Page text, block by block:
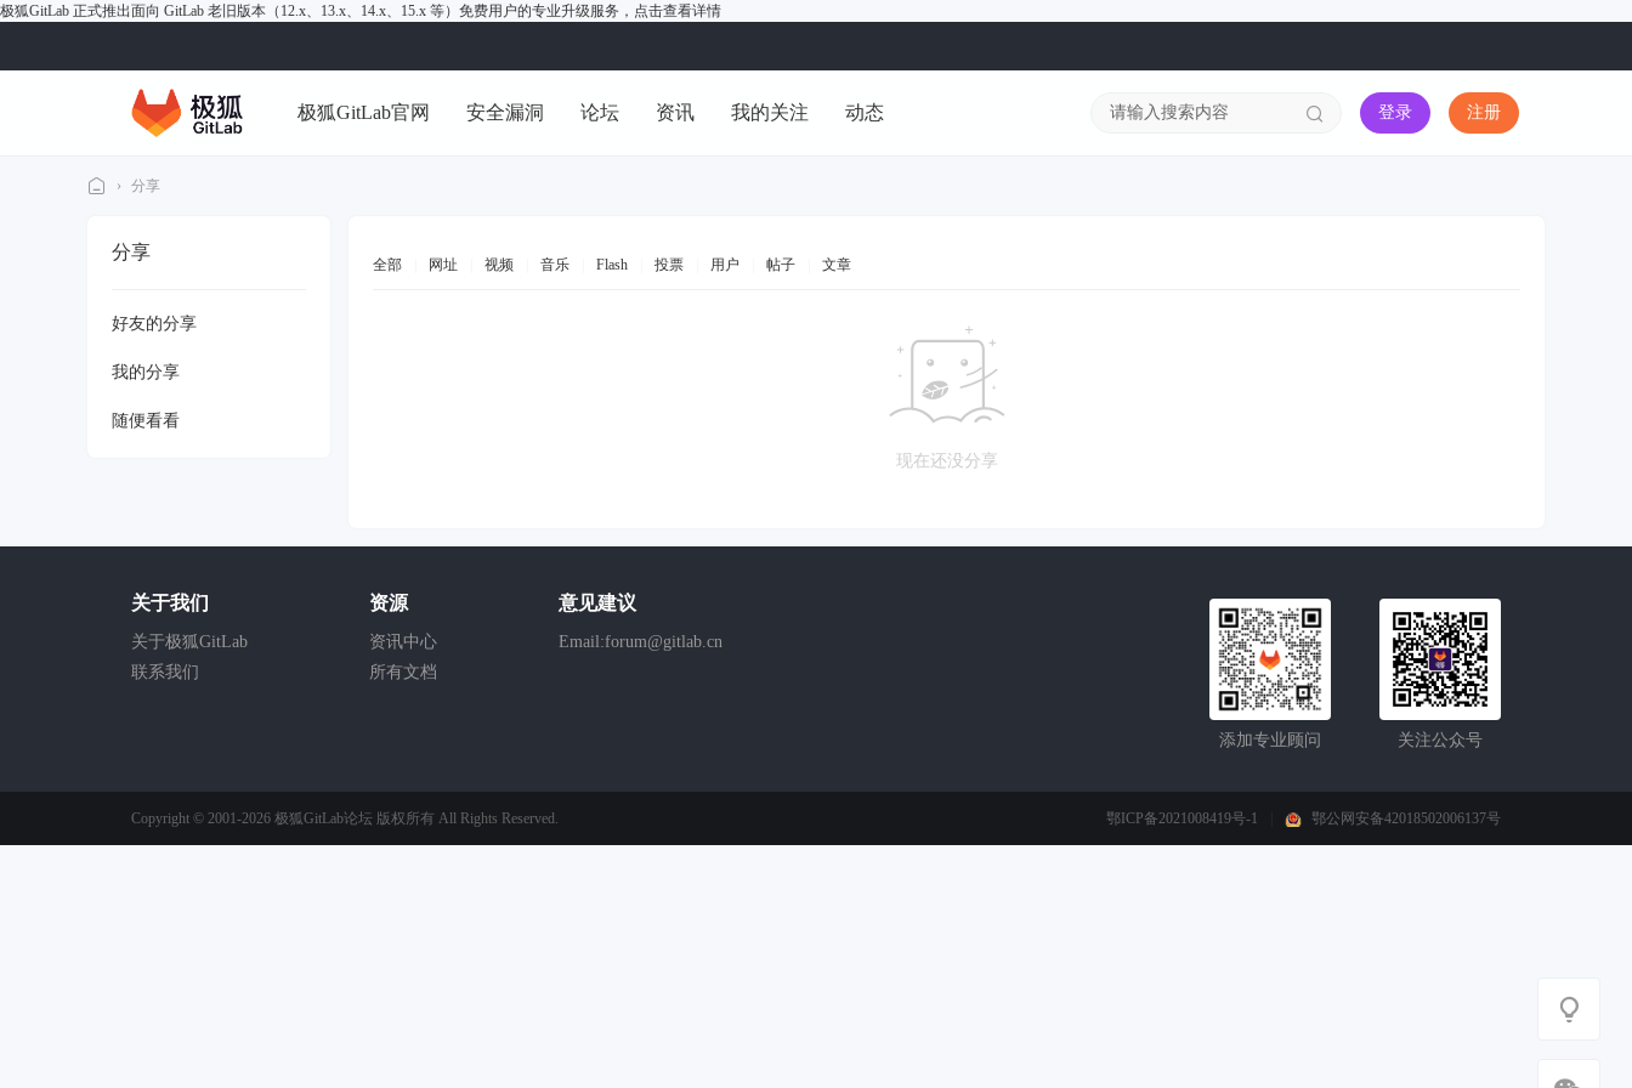
极狐GitLab 正式推出面向 GitLab 老旧版本（12.x、13.x、14.x、15.x 等）免费用户的专业升级服务， 点击查看详情
极狐GitLab官网 安全漏洞 论坛 资讯 我的关注 动态 登录 注册
› 分享
分享
好友的分享
我的分享
随便看看
全部 网址 视频 音乐 Flash 投票 用户 帖子 文章
现在还没分享
关于我们
关于极狐GitLab
联系我们
资源
资讯中心
所有文档
意见建议
Email:forum@gitlab.cn
关注公众号
添加专业顾问
Copyright © 2001-2026 极狐GitLab论坛 版权所有 All Rights Reserved. 鄂ICP备2021008419号-1 鄂公网安备42018502006137号